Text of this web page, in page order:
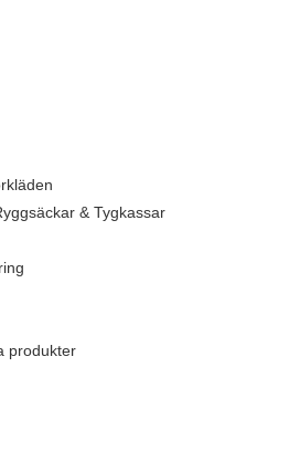
& Tygkassar
produkter